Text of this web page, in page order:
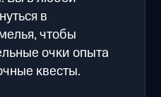
в
чтобы
очки опыта
квесты.